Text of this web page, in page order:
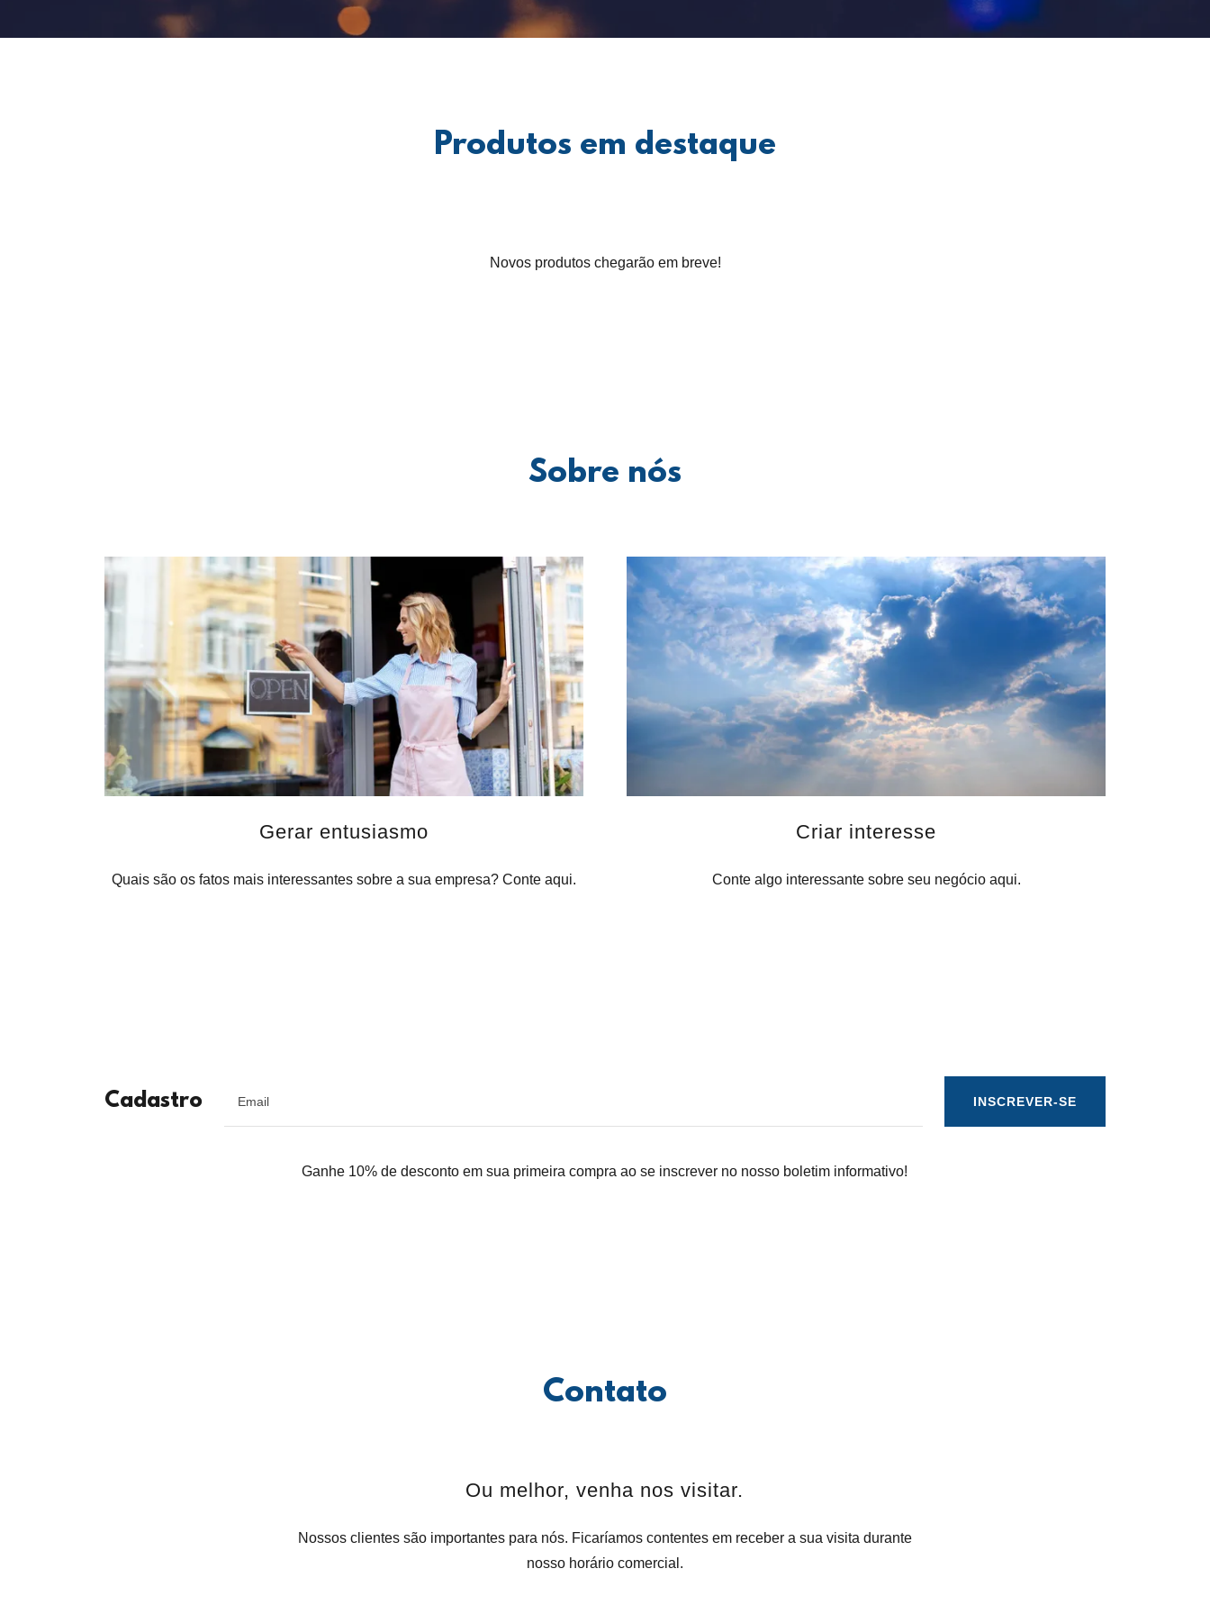
Produtos em destaque
Novos produtos chegarão em breve!
Sobre nós
Gerar entusiasmo
Quais são os fatos mais interessantes sobre a sua empresa? Conte aqui.
Criar interesse
Conte algo interessante sobre seu negócio aqui.
Cadastro Email INSCREVER-SE
Ganhe 10% de desconto em sua primeira compra ao se inscrever no nosso boletim informativo!
Contato
Ou melhor, venha nos visitar.
Nossos clientes são importantes para nós. Ficaríamos contentes em receber a sua visita durante
nosso horário comercial.